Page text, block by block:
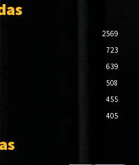
2569
723
639
508
455
405